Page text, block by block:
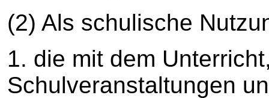
(2) Als schulische
1. die mit dem
Schulveranstaltungen